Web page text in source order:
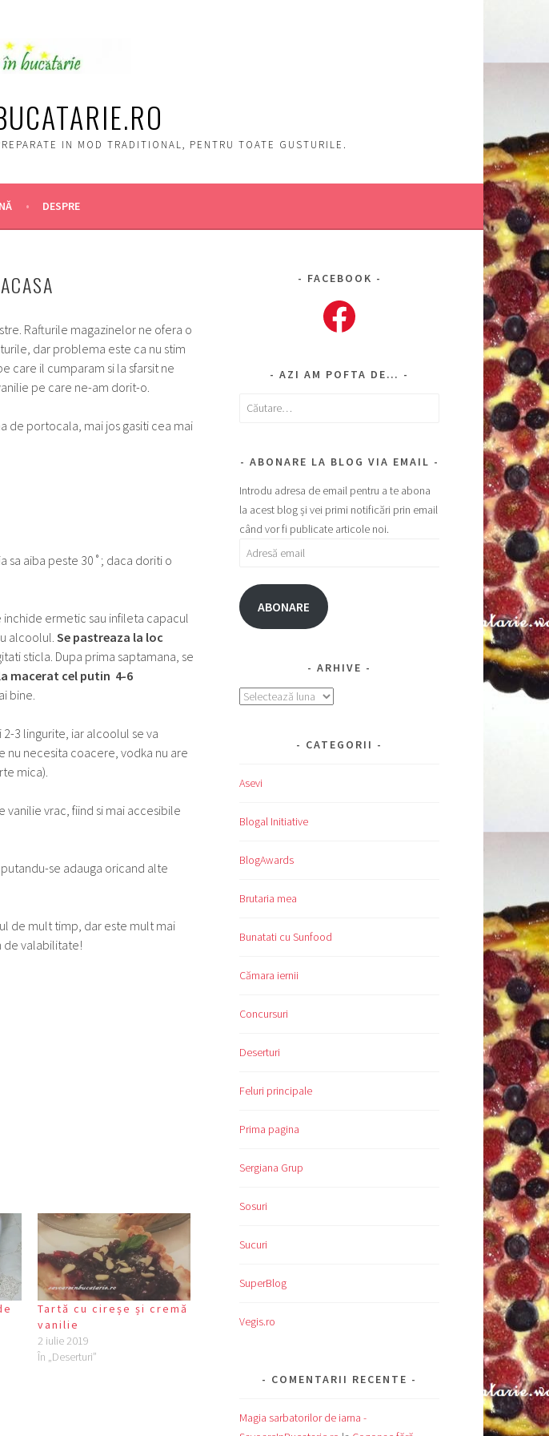
IN MOD TRADITIONAL, PENTRU TOATE GUSTURILE.
DESPRE
Rafturile magazinelor ne ofera o
dar problema este ca nu stim
care il cumparam si la sfarsit ne
pe care ne-am dorit-o.
de portocala, mai jos gasiti cea mai
aiba peste 30˚; daca doriti o
ermetic sau infileta capacul
alcoolul.Se pastreaza la loc
sticla. Dupa prima saptamana, se
macerat cel putin 4-6
bine.
3 lingurite, iar alcoolul se va
nu necesita coacere, vodka nu are
mica).
vrac, fiind si mai accesibile
se adauga oricand alte
de mult timp, dar este mult mai
de valabilitate!
Tartă cu cireșe și cremă
vanilie
2 iulie 2019
În „Deserturi”
FACEBOOK
Facebook
AZI AM POFTA DE…
Caută
ABONARE LA BLOG VIA EMAIL
Introdu adresa de email pentru a te abona
la acest blog și vei primi notificări prin email
când vor fi publicate articole noi.
Adresă
ABONARE
ARHIVE
Arhive
CATEGORII
Asevi
Blogal Initiative
BlogAwards
Brutaria mea
Bunatati cu Sunfood
Cămara iernii
Concursuri
Deserturi
Feluri principale
Prima pagina
Sergiana Grup
Sosuri
Sucuri
SuperBlog
Vegis.ro
COMENTARII RECENTE
Magia sarbatorilor de iarna -